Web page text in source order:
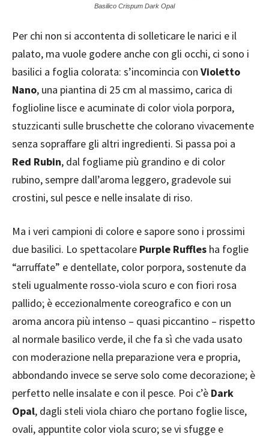
Basilico Crispum Dark Opal
Per chi non si accontenta di solleticare le narici e il
palato, ma vuole godere anche con gli occhi, ci sono i
basilici a foglia colorata: s’incomincia con Violetto
Nano, una piantina di 25 cm al massimo, carica di
foglioline lisce e acuminate di color viola porpora,
stuzzicanti sulle bruschette che colorano vivacemente
senza sopraffare gli altri ingredienti. Si passa poi a
Red Rubin, dal fogliame più grandino e di color
rubino, sempre dall’aroma leggero, gradevole sui
crostini, sul pesce e nelle insalate di riso.
Ma i veri campioni di colore e sapore sono i prossimi
due basilici. Lo spettacolare Purple Ruffles ha foglie
“arruffate” e dentellate, color porpora, sostenute da
steli ugualmente rosso-viola scuro e con fiori rosa
pallido; è eccezionalmente coreografico e con un
aroma ancora più intenso – quasi piccantino – rispetto
al normale basilico verde, il che fa sì che vada usato
con moderazione nella preparazione vera e propria,
abbondando invece se serve solo come decorazione; è
perfetto nelle insalate e con il pesce. Poi c’è Dark
Opal, dagli steli viola chiaro che portano foglie lisce,
ovali, appuntite color viola scuro; se vi sfugge e